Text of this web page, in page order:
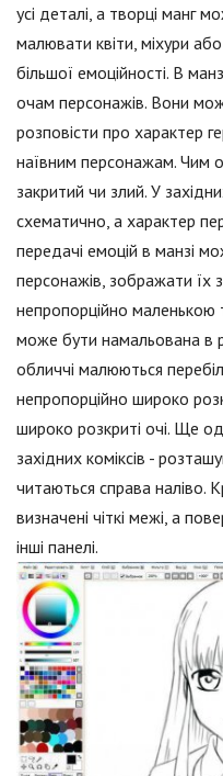
усі деталі, а творці манг
малювати квіти, міхури
більшої емоційності. В
очам персонажів. Вони
розповісти про характер
наївним персонажам. Чим
закритий чи злий. У
схематично, а характер
передачі емоцій в манзі
персонажів, зображати їх
непропорційно маленькою
може бути намальована в
обличчі малюються
непропорційно широко
широко розкриті очі. Ще
західних коміксів -
читаються справа наліво.
визначені чіткі межі, а
інші панелі.